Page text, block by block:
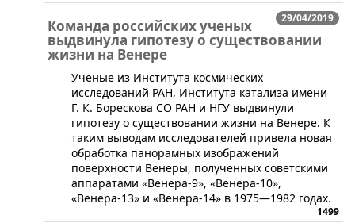
29/04/2019
Команда российских ученых
выдвинула гипотезу о существовании
жизни на Венере
Ученые из Института космических
исследований РАН, Института катализа имени
Г. К. Борескова СО РАН и НГУ выдвинули
гипотезу о существовании жизни на Венере. К
таким выводам исследователей привела новая
обработка панорамных изображений
поверхности Венеры, полученных советскими
аппаратами «Венера-9», «Венера-10»,
«Венера-13» и «Венера-14» в 1975—1982 годах.
1499